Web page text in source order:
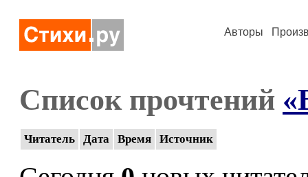
Авторы
Список прочтений
Читатель Дата Время Источник